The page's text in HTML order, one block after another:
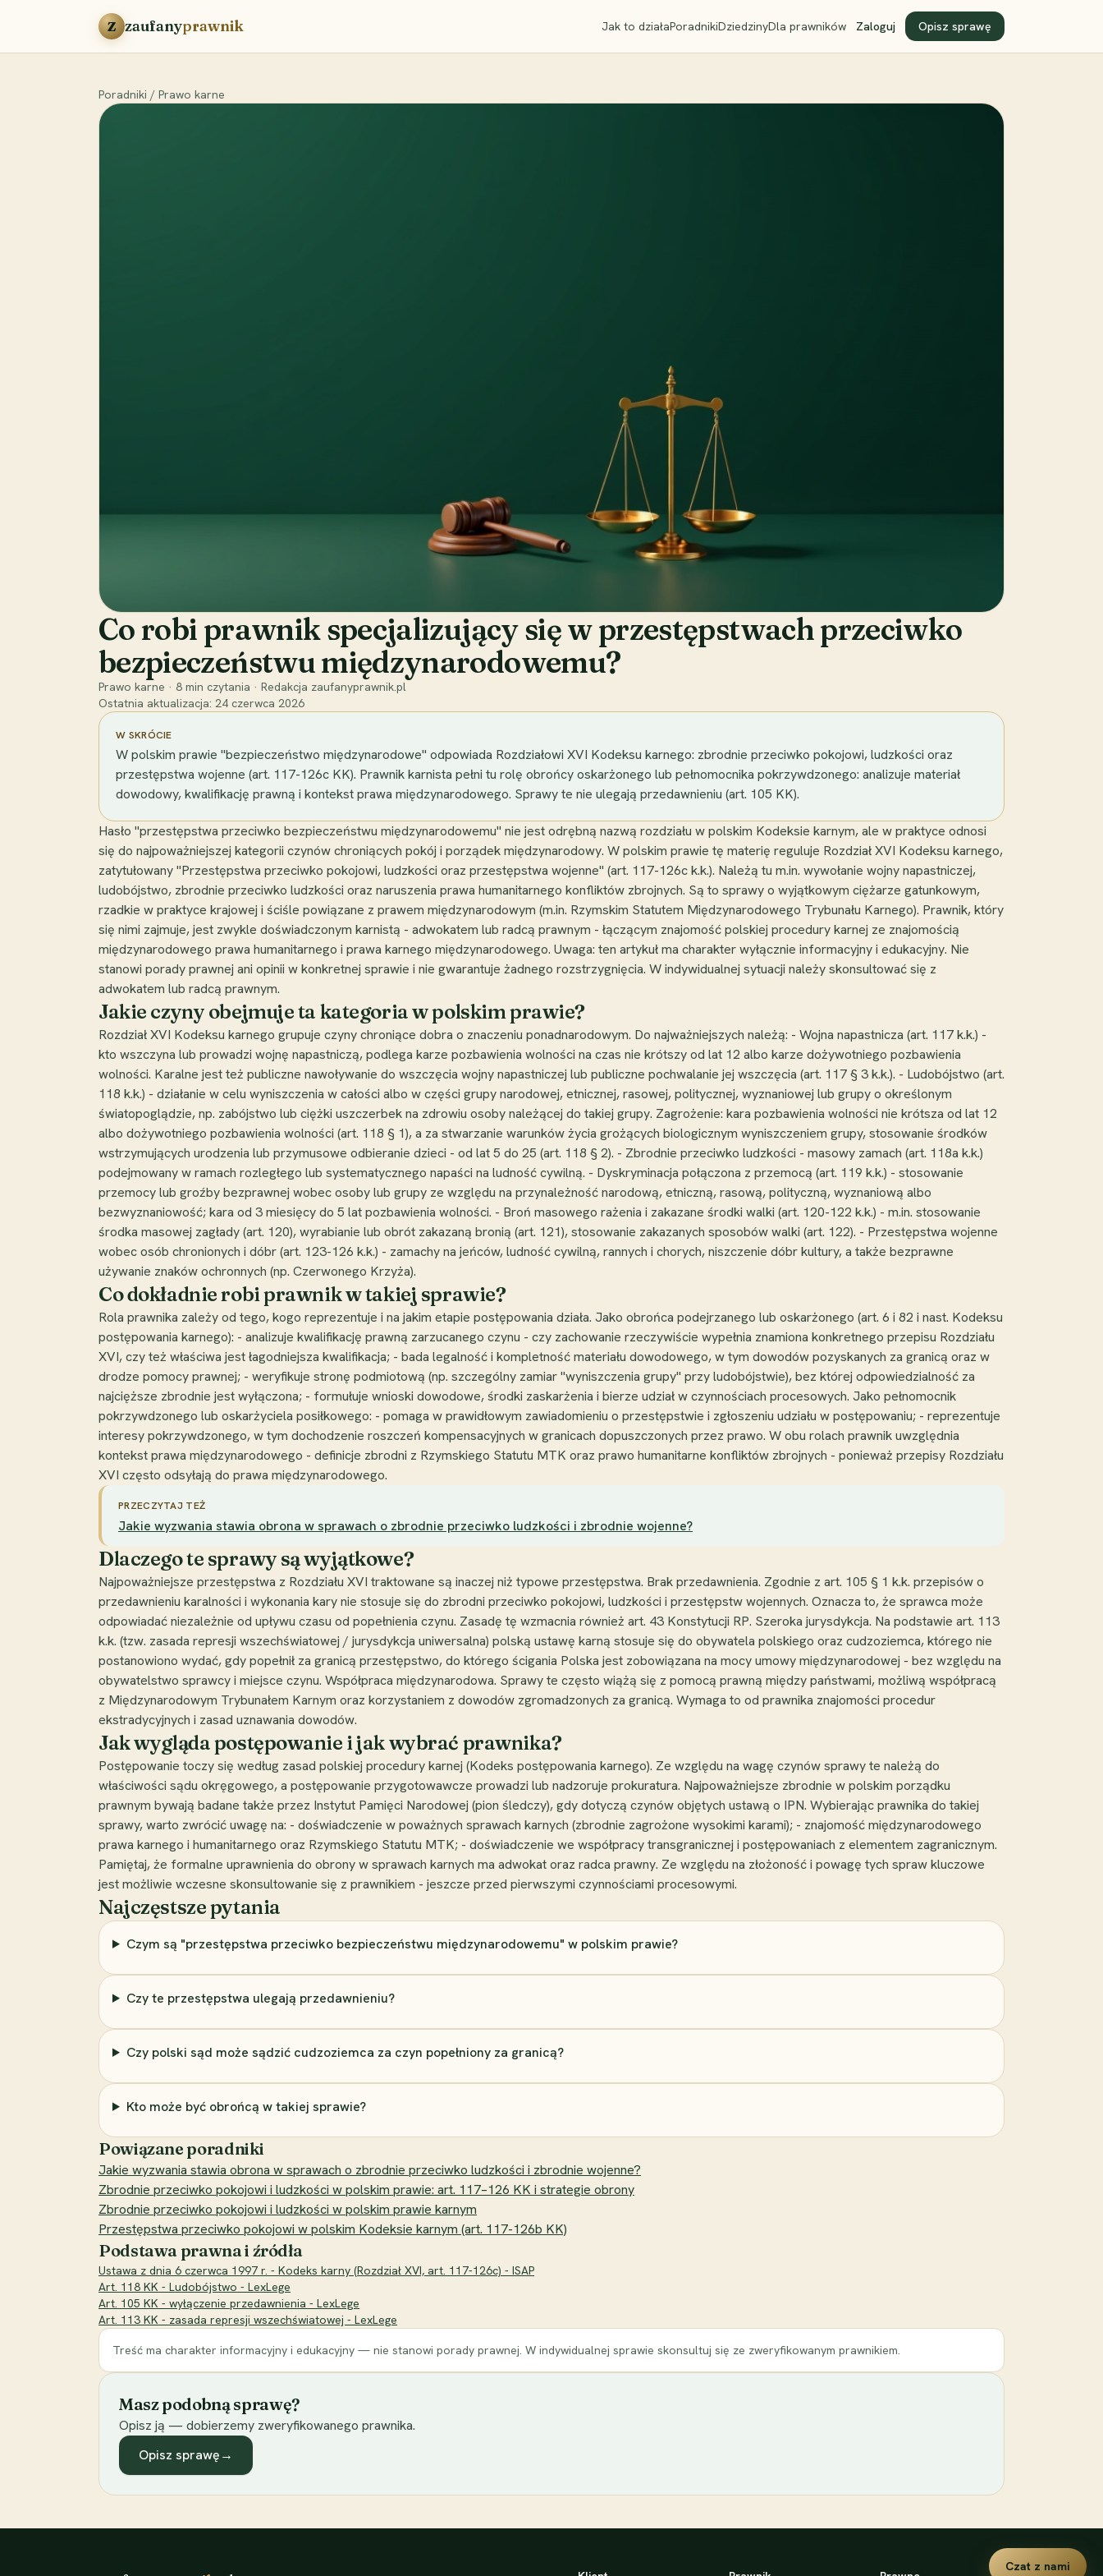
Przejdź do treści
Z zaufanyprawnik Jak to działaPoradnikiDziedzinyDla prawników Zaloguj Opisz sprawę
Poradniki / Prawo karne
Co robi prawnik specjalizujący się w przestępstwach przeciwko
bezpieczeństwu międzynarodowemu?
Prawo karne · 8 min czytania · Redakcja zaufanyprawnik.pl
Ostatnia aktualizacja: 24 czerwca 2026
W SKRÓCIE
W polskim prawie "bezpieczeństwo międzynarodowe" odpowiada Rozdziałowi XVI Kodeksu karnego: zbrodnie przeciwko pokojowi, ludzkości oraz
przestępstwa wojenne (art. 117-126c KK). Prawnik karnista pełni tu rolę obrońcy oskarżonego lub pełnomocnika pokrzywdzonego: analizuje materiał
dowodowy, kwalifikację prawną i kontekst prawa międzynarodowego. Sprawy te nie ulegają przedawnieniu (art. 105 KK).
Hasło "przestępstwa przeciwko bezpieczeństwu międzynarodowemu" nie jest odrębną nazwą rozdziału w polskim Kodeksie karnym, ale w praktyce odnosi
się do najpoważniejszej kategorii czynów chroniących pokój i porządek międzynarodowy. W polskim prawie tę materię reguluje Rozdział XVI Kodeksu karnego,
zatytułowany "Przestępstwa przeciwko pokojowi, ludzkości oraz przestępstwa wojenne" (art. 117-126c k.k.). Należą tu m.in. wywołanie wojny napastniczej,
ludobójstwo, zbrodnie przeciwko ludzkości oraz naruszenia prawa humanitarnego konfliktów zbrojnych. Są to sprawy o wyjątkowym ciężarze gatunkowym,
rzadkie w praktyce krajowej i ściśle powiązane z prawem międzynarodowym (m.in. Rzymskim Statutem Międzynarodowego Trybunału Karnego). Prawnik, który
się nimi zajmuje, jest zwykle doświadczonym karnistą - adwokatem lub radcą prawnym - łączącym znajomość polskiej procedury karnej ze znajomością
międzynarodowego prawa humanitarnego i prawa karnego międzynarodowego. Uwaga: ten artykuł ma charakter wyłącznie informacyjny i edukacyjny. Nie
stanowi porady prawnej ani opinii w konkretnej sprawie i nie gwarantuje żadnego rozstrzygnięcia. W indywidualnej sytuacji należy skonsultować się z
adwokatem lub radcą prawnym.
Jakie czyny obejmuje ta kategoria w polskim prawie?
Rozdział XVI Kodeksu karnego grupuje czyny chroniące dobra o znaczeniu ponadnarodowym. Do najważniejszych należą: - Wojna napastnicza (art. 117 k.k.) -
kto wszczyna lub prowadzi wojnę napastniczą, podlega karze pozbawienia wolności na czas nie krótszy od lat 12 albo karze dożywotniego pozbawienia
wolności. Karalne jest też publiczne nawoływanie do wszczęcia wojny napastniczej lub publiczne pochwalanie jej wszczęcia (art. 117 § 3 k.k.). - Ludobójstwo (art.
118 k.k.) - działanie w celu wyniszczenia w całości albo w części grupy narodowej, etnicznej, rasowej, politycznej, wyznaniowej lub grupy o określonym
światopoglądzie, np. zabójstwo lub ciężki uszczerbek na zdrowiu osoby należącej do takiej grupy. Zagrożenie: kara pozbawienia wolności nie krótsza od lat 12
albo dożywotniego pozbawienia wolności (art. 118 § 1), a za stwarzanie warunków życia grożących biologicznym wyniszczeniem grupy, stosowanie środków
wstrzymujących urodzenia lub przymusowe odbieranie dzieci - od lat 5 do 25 (art. 118 § 2). - Zbrodnie przeciwko ludzkości - masowy zamach (art. 118a k.k.)
podejmowany w ramach rozległego lub systematycznego napaści na ludność cywilną. - Dyskryminacja połączona z przemocą (art. 119 k.k.) - stosowanie
przemocy lub groźby bezprawnej wobec osoby lub grupy ze względu na przynależność narodową, etniczną, rasową, polityczną, wyznaniową albo
bezwyznaniowość; kara od 3 miesięcy do 5 lat pozbawienia wolności. - Broń masowego rażenia i zakazane środki walki (art. 120-122 k.k.) - m.in. stosowanie
środka masowej zagłady (art. 120), wyrabianie lub obrót zakazaną bronią (art. 121), stosowanie zakazanych sposobów walki (art. 122). - Przestępstwa wojenne
wobec osób chronionych i dóbr (art. 123-126 k.k.) - zamachy na jeńców, ludność cywilną, rannych i chorych, niszczenie dóbr kultury, a także bezprawne
używanie znaków ochronnych (np. Czerwonego Krzyża).
Co dokładnie robi prawnik w takiej sprawie?
Rola prawnika zależy od tego, kogo reprezentuje i na jakim etapie postępowania działa. Jako obrońca podejrzanego lub oskarżonego (art. 6 i 82 i nast. Kodeksu
postępowania karnego): - analizuje kwalifikację prawną zarzucanego czynu - czy zachowanie rzeczywiście wypełnia znamiona konkretnego przepisu Rozdziału
XVI, czy też właściwa jest łagodniejsza kwalifikacja; - bada legalność i kompletność materiału dowodowego, w tym dowodów pozyskanych za granicą oraz w
drodze pomocy prawnej; - weryfikuje stronę podmiotową (np. szczególny zamiar "wyniszczenia grupy" przy ludobójstwie), bez której odpowiedzialność za
najcięższe zbrodnie jest wyłączona; - formułuje wnioski dowodowe, środki zaskarżenia i bierze udział w czynnościach procesowych. Jako pełnomocnik
pokrzywdzonego lub oskarżyciela posiłkowego: - pomaga w prawidłowym zawiadomieniu o przestępstwie i zgłoszeniu udziału w postępowaniu; - reprezentuje
interesy pokrzywdzonego, w tym dochodzenie roszczeń kompensacyjnych w granicach dopuszczonych przez prawo. W obu rolach prawnik uwzględnia
kontekst prawa międzynarodowego - definicje zbrodni z Rzymskiego Statutu MTK oraz prawo humanitarne konfliktów zbrojnych - ponieważ przepisy Rozdziału
XVI często odsyłają do prawa międzynarodowego.
PRZECZYTAJ TEŻ
Jakie wyzwania stawia obrona w sprawach o zbrodnie przeciwko ludzkości i zbrodnie wojenne?
Dlaczego te sprawy są wyjątkowe?
Najpoważniejsze przestępstwa z Rozdziału XVI traktowane są inaczej niż typowe przestępstwa. Brak przedawnienia. Zgodnie z art. 105 § 1 k.k. przepisów o
przedawnieniu karalności i wykonania kary nie stosuje się do zbrodni przeciwko pokojowi, ludzkości i przestępstw wojennych. Oznacza to, że sprawca może
odpowiadać niezależnie od upływu czasu od popełnienia czynu. Zasadę tę wzmacnia również art. 43 Konstytucji RP. Szeroka jurysdykcja. Na podstawie art. 113
k.k. (tzw. zasada represji wszechświatowej / jurysdykcja uniwersalna) polską ustawę karną stosuje się do obywatela polskiego oraz cudzoziemca, którego nie
postanowiono wydać, gdy popełnił za granicą przestępstwo, do którego ścigania Polska jest zobowiązana na mocy umowy międzynarodowej - bez względu na
obywatelstwo sprawcy i miejsce czynu. Współpraca międzynarodowa. Sprawy te często wiążą się z pomocą prawną między państwami, możliwą współpracą
z Międzynarodowym Trybunałem Karnym oraz korzystaniem z dowodów zgromadzonych za granicą. Wymaga to od prawnika znajomości procedur
ekstradycyjnych i zasad uznawania dowodów.
Jak wygląda postępowanie i jak wybrać prawnika?
Postępowanie toczy się według zasad polskiej procedury karnej (Kodeks postępowania karnego). Ze względu na wagę czynów sprawy te należą do
właściwości sądu okręgowego, a postępowanie przygotowawcze prowadzi lub nadzoruje prokuratura. Najpoważniejsze zbrodnie w polskim porządku
prawnym bywają badane także przez Instytut Pamięci Narodowej (pion śledczy), gdy dotyczą czynów objętych ustawą o IPN. Wybierając prawnika do takiej
sprawy, warto zwrócić uwagę na: - doświadczenie w poważnych sprawach karnych (zbrodnie zagrożone wysokimi karami); - znajomość międzynarodowego
prawa karnego i humanitarnego oraz Rzymskiego Statutu MTK; - doświadczenie we współpracy transgranicznej i postępowaniach z elementem zagranicznym.
Pamiętaj, że formalne uprawnienia do obrony w sprawach karnych ma adwokat oraz radca prawny. Ze względu na złożoność i powagę tych spraw kluczowe
jest możliwie wczesne skonsultowanie się z prawnikiem - jeszcze przed pierwszymi czynnościami procesowymi.
Najczęstsze pytania
Czym są "przestępstwa przeciwko bezpieczeństwu międzynarodowemu" w polskim prawie?
Czy te przestępstwa ulegają przedawnieniu?
Czy polski sąd może sądzić cudzoziemca za czyn popełniony za granicą?
Kto może być obrońcą w takiej sprawie?
Powiązane poradniki
Jakie wyzwania stawia obrona w sprawach o zbrodnie przeciwko ludzkości i zbrodnie wojenne?
Zbrodnie przeciwko pokojowi i ludzkości w polskim prawie: art. 117–126 KK i strategie obrony
Zbrodnie przeciwko pokojowi i ludzkości w polskim prawie karnym
Przestępstwa przeciwko pokojowi w polskim Kodeksie karnym (art. 117-126b KK)
Podstawa prawna i źródła
Ustawa z dnia 6 czerwca 1997 r. - Kodeks karny (Rozdział XVI, art. 117-126c) - ISAP
Art. 118 KK - Ludobójstwo - LexLege
Art. 105 KK - wyłączenie przedawnienia - LexLege
Art. 113 KK - zasada represji wszechświatowej - LexLege
Treść ma charakter informacyjny i edukacyjny — nie stanowi porady prawnej. W indywidualnej sprawie skonsultuj się ze zweryfikowanym prawnikiem.
Masz podobną sprawę?
Opisz ją — dobierzemy zweryfikowanego prawnika.
Opisz sprawę→
Czat z nami